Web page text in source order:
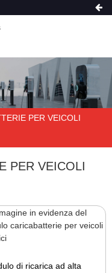
PER VEICOLI
PER VEICOLI
di ricarica ad alta